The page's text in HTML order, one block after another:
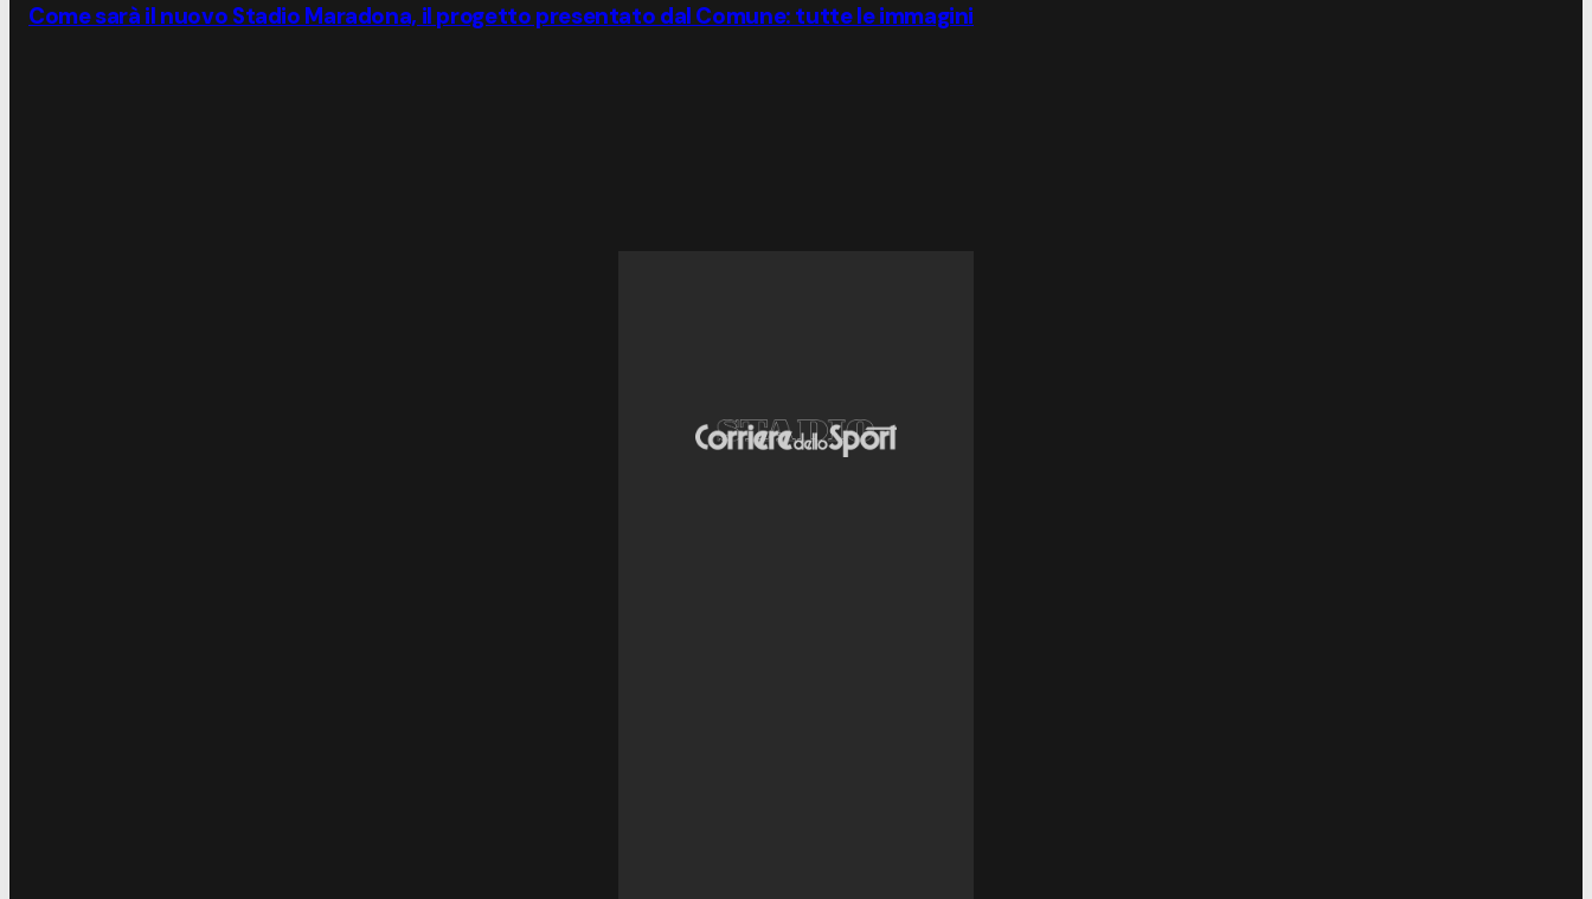
Come sarà il nuovo Stadio Maradona, il progetto presentato dal Comune: tutte le immagini